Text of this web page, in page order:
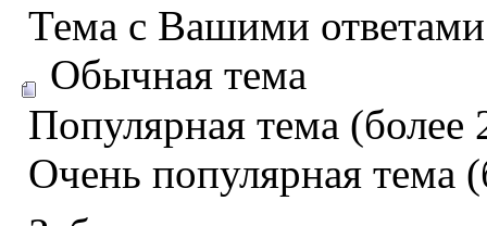
Тема с Вашими ответами
Обычная тема
Популярная тема (более
Очень популярная тема